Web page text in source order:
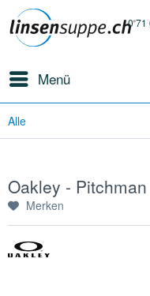
0 71
Menü
Alle
Oakley -
Merken